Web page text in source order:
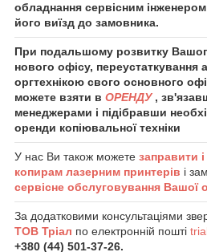
обладнання сервісним
його виїзд до замовника.
При подальшому розвитку
нового офісу, переустаткування
оргтехнікою свого основного
можете взяти в ОРЕНДУ ,
менеджерами і підібравши
оренди копіювальної техніки
У нас Ви також можете заправити
копирам лазерним принтерів і
сервісне обслуговування Вашої
За додатковими консультаціями
ТОВ Тріал по електронній пошті
+380 (44) 501-37-26.